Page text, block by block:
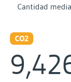
Cantidad
CO2